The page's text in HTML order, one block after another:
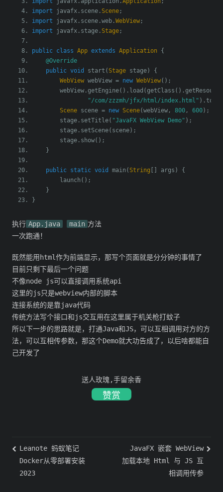
import javafx . scene . Scene ;
import javafx . scene .web .WebView ;
import javafx . stage . Stage ;
public class App extends Application
{
@Override
public void start ( Stage stage)
{
WebView webView = new WebView();
        webView
.getEngine(). load (getClass ().getResource
"/com/zzzmh/jfx/html/index.html" ).
Scene scene = new Scene(webView , 800 , 600);
        stage
. setTitle( "JavaFX WebView Demo" );
        stage
. setScene( scene);
        stage
. show();
}
public static void main ( String args )
{
        launch
();
}
}
执行 App.java main 方法
一次跑通！
既然能用html作为前端显示，那写个页面就是分分钟的事情了
目前只剩下最后一个问题
不像node js可以直接调用系统api
这里的js只是webview内部的脚本
连接系统的是靠java代码
传统方法写个接口和js交互用在这里属于机关枪打蚊子
所以下一步的思路就是，打通Java和JS，可以互相调用对方的方
法，可以互相传参数，那这个Demo就大功告成了，以后啥都能自
己开发了
送人玫瑰,手留余香
赞赏
Leanote 蚂蚁笔记
Docker从零部署安装
2023
JavaFX 嵌套 WebView
加载本地 Html 与 JS 互
相调用传参